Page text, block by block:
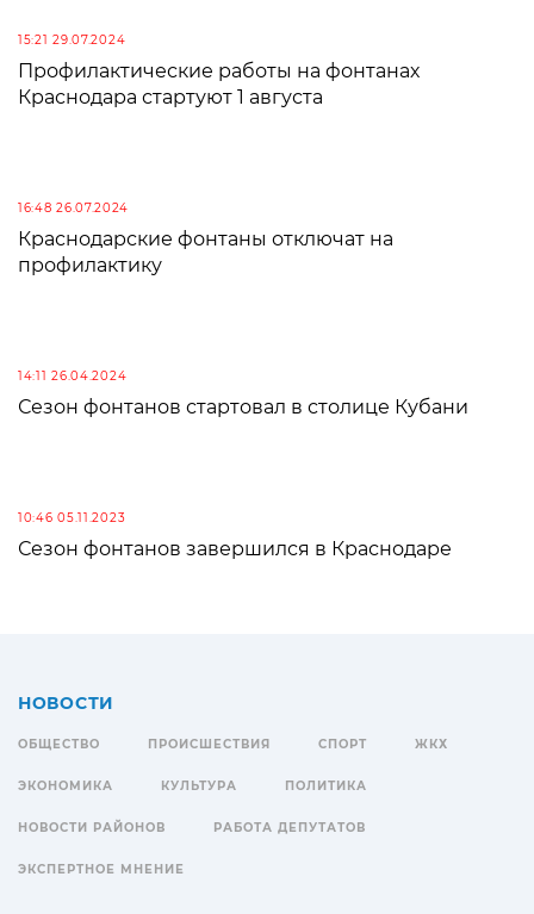
15:21 29.07.2024
Профилактические работы на фонтанах
Краснодара стартуют 1 августа
16:48 26.07.2024
Краснодарские фонтаны отключат на
профилактику
14:11 26.04.2024
Сезон фонтанов стартовал в столице Кубани
10:46 05.11.2023
Сезон фонтанов завершился в Краснодаре
НОВОСТИ
ОБЩЕСТВО ПРОИСШЕСТВИЯ СПОРТ ЖКХ
ЭКОНОМИКА КУЛЬТУРА ПОЛИТИКА
НОВОСТИ РАЙОНОВ РАБОТА ДЕПУТАТОВ
ЭКСПЕРТНОЕ МНЕНИЕ